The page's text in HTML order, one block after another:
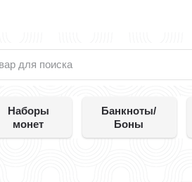
Наборы
монет
Банкноты/
Боны